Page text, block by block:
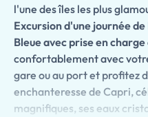
l'une des îles les plus
Excursion d'une journée
Bleue avec prise en
confortablement avec
gare ou au port et profitez
enchanteresse de Capri,
magnifiques, ses eaux